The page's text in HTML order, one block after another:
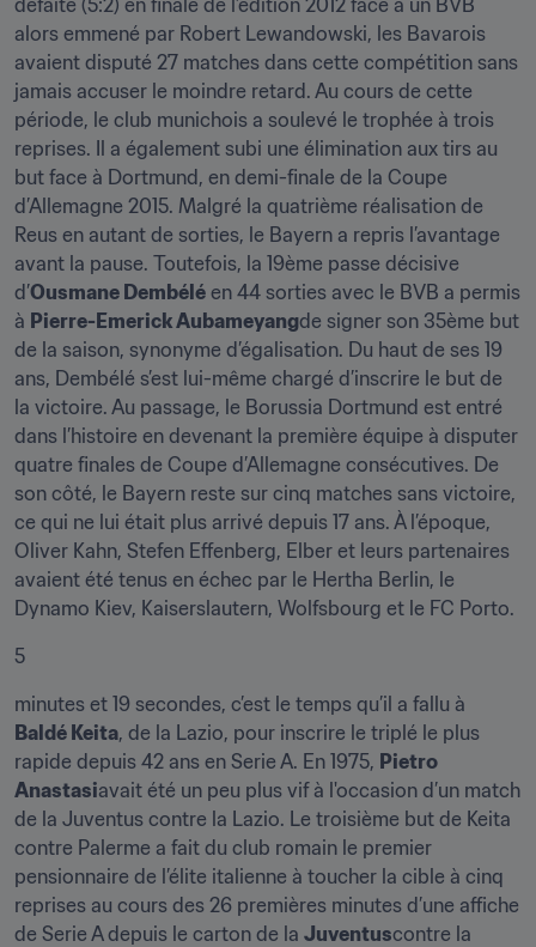
défaite (5:2) en finale de l’édition 2012 face à un BVB
alors emmené par Robert Lewandowski, les Bavarois
avaient disputé 27 matches dans cette compétition sans
jamais accuser le moindre retard. Au cours de cette
période, le club munichois a soulevé le trophée à trois
reprises. Il a également subi une élimination aux tirs au
but face à Dortmund, en demi-finale de la Coupe
d’Allemagne 2015. Malgré la quatrième réalisation de
Reus en autant de sorties, le Bayern a repris l’avantage
avant la pause. Toutefois, la 19ème passe décisive
d’Ousmane Dembélé en 44 sorties avec le BVB a permis
à Pierre-Emerick Aubameyangde signer son 35ème but
de la saison, synonyme d’égalisation. Du haut de ses 19
ans, Dembélé s’est lui-même chargé d’inscrire le but de
la victoire. Au passage, le Borussia Dortmund est entré
dans l’histoire en devenant la première équipe à disputer
quatre finales de Coupe d’Allemagne consécutives. De
son côté, le Bayern reste sur cinq matches sans victoire,
ce qui ne lui était plus arrivé depuis 17 ans. À l’époque,
Oliver Kahn, Stefen Effenberg, Elber et leurs partenaires
avaient été tenus en échec par le Hertha Berlin, le
Dynamo Kiev, Kaiserslautern, Wolfsbourg et le FC Porto.
5
Baldé Keita, de la Lazio, pour inscrire le triplé le plus
rapide depuis 42 ans en Serie A. En 1975, Pietro
Anastasiavait été un peu plus vif à l'occasion d’un match
de la Juventus contre la Lazio. Le troisième but de Keita
contre Palerme a fait du club romain le premier
pensionnaire de l’élite italienne à toucher la cible à cinq
reprises au cours des 26 premières minutes d’une affiche
de Serie A depuis le carton de la Juventuscontre la